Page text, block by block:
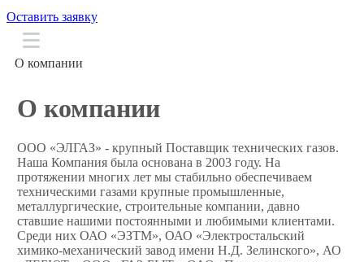
Оставить заявку
О компании
Баллоны
Доставка
Информация
Контакты
О компании
ООО «ЭЛГАЗ» - крупный Поставщик технических газов.
Наша Компания была основана в 2003 году. На
протяжении многих лет мы стабильно обеспечиваем
техническими газами крупные промышленные,
металлургические, строительные компании, давно
ставшие нашими постоянными и любимыми клиентами.
Среди них ОАО «ЭЗТМ», ОАО «Электростальский
химико-механический завод имени Н.Д. Зелинского», АО